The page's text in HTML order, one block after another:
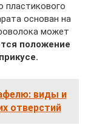
пластикового
основан на
может
положение
виды и
отверстий